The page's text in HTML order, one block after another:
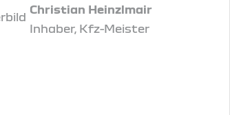
Christian Heinzlmair
Inhaber, Kfz-Meister